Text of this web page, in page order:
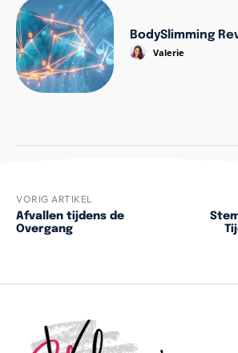
BodySlimming
Valerie
VORIG ARTIKEL
Afvallen tijdens de
Overgang